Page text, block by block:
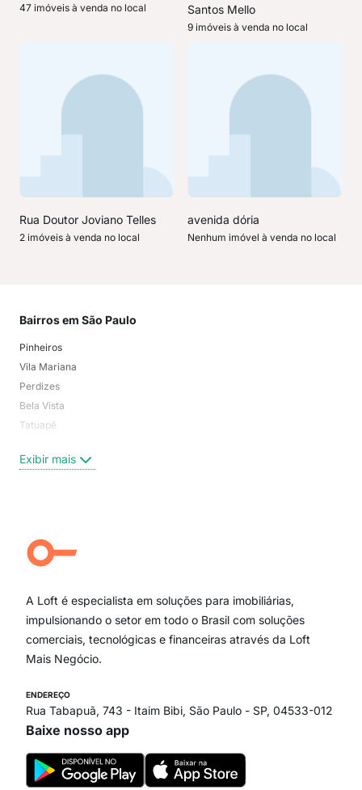
47 imóveis à venda no local
Santos Mello
9 imóveis à venda no local
Rua Doutor Joviano Telles
2 imóveis à venda no local
avenida dória
Nenhum imóvel à venda no local
Bairros em São Paulo
Pinheiros
Vila Mariana
Perdizes
Bela Vista
Tatuapé
Centro
Campo Belo
Ipiranga
Paraíso
Itaim Bibi
Exibir mais
A Loft é especialista em soluções para imobiliárias,
impulsionando o setor em todo o Brasil com soluções
comerciais, tecnológicas e financeiras através da Loft
Mais Negócio.
ENDEREÇO
Rua Tabapuã, 743 - Itaim Bibi, São Paulo - SP, 04533-012
Baixe nosso app